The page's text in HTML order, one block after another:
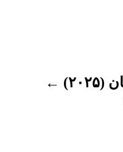
بورسیه تحصیلی مجارستان (۲۰۲۵) ←